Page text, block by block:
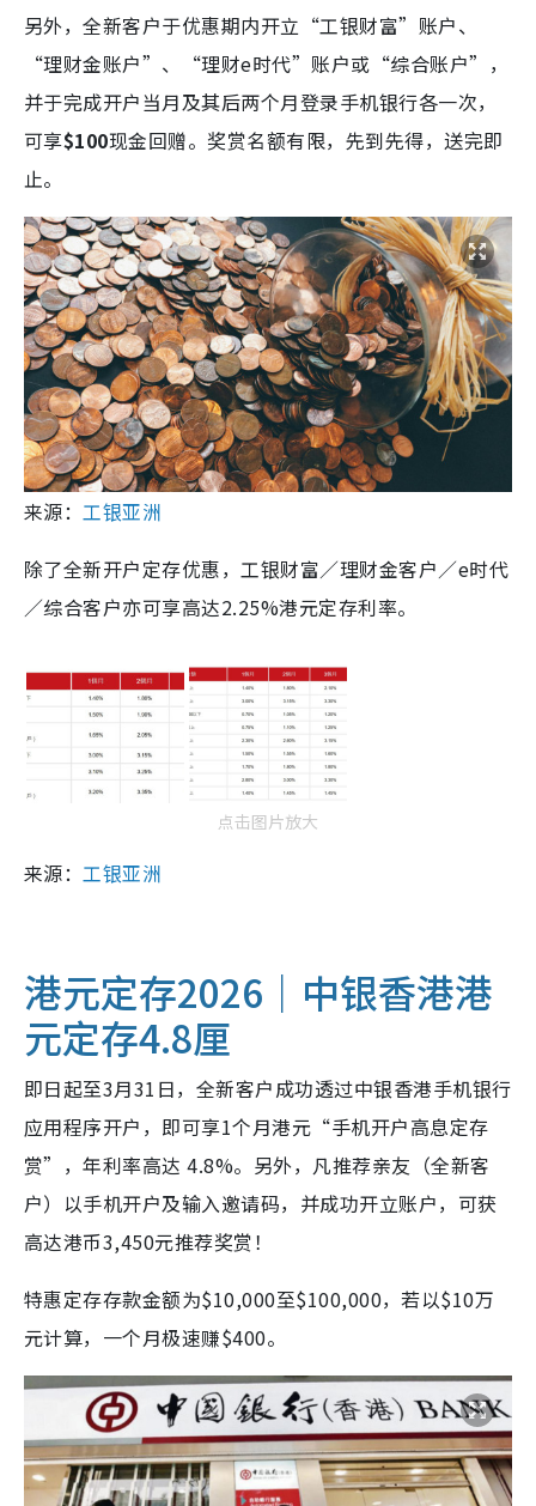
另外，全新客户于优惠期内开立“工银财富”账户、
“理财金账户”、“理财e时代”账户或“综合账户”，
并于完成开户当月及其后两个月登录手机银行各一次，
可享$100现金回赠。奖赏名额有限，先到先得，送完即
止。
来源：工银亚洲
除了全新开户定存优惠，工银财富／理财金客户／e时代
／综合客户亦可享高达2.25%港元定存利率。
点击图片放大
来源：工银亚洲
港元定存2026｜中银香港港
元定存4.8厘
即日起至3月31日，全新客户成功透过中银香港手机银行
应用程序开户，即可享1个月港元“手机开户高息定存
赏”，年利率高达 4.8%。另外，凡推荐亲友（全新客
户）以手机开户及输入邀请码，并成功开立账户，可获
高达港币3,450元推荐奖赏！
特惠定存存款金额为$10,000至$100,000，若以$10万
元计算，一个月极速赚$400。